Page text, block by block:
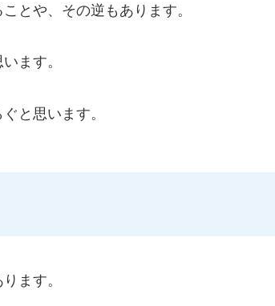
とや、その逆もあります。
ます。
と思います。
ます。